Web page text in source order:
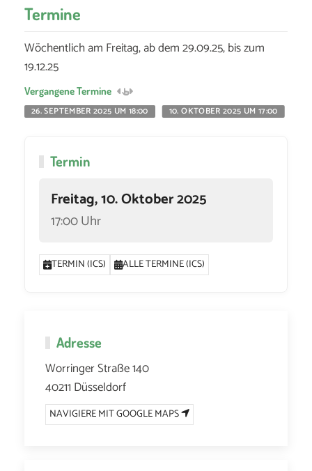
Termine
Wöchentlich am Freitag, ab dem 29.09.25, bis zum
19.12.25
Vergangene Termine
26. SEPTEMBER 2025 UM 18:00
10. OKTOBER 2025 UM 17:00
Termin
Freitag, 10. Oktober 2025
17:00 Uhr
TERMIN (ICS) ALLE TERMINE (ICS)
Adresse
Worringer Straße 140
40211 Düsseldorf
NAVIGIERE MIT GOOGLE MAPS